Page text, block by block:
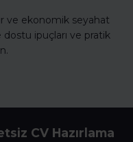
ve ekonomik seyahat
ipuçları ve pratik
CV Hazırlama